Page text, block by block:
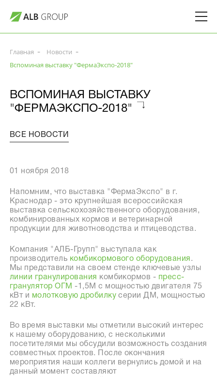
Главная
Новости
Вспоминая выставку "ФермаЭкспо-2018"
ВСПОМИНАЯ ВЫСТАВКУ
"ФЕРМАЭКСПО-2018"
ВСЕ НОВОСТИ
01 ноября 2018
Напомним, что выставка "ФермаЭкспо" в г.
Краснодар - это крупнейшая всероссийская
выставка сельскохозяйственного оборудования,
комбинированных кормов и ветеринарной
продукции для животноводства и птицеводства.
Компания "АЛБ-Групп" выступала как
производитель комбикормового оборудования .
Мы представили на своем стенде ключевые узлы
линии гранулирования
комбикормов - пресс-
гранулятор ОГМ -1,5М с мощностью двигателя 75
кВт и
молотковую дробилку серии ДМ, мощностью
22 кВт.
Во время выставки мы отметили высокий интерес
к нашему оборудованию, с несколькими
посетителями мы обсудили возможность создания
совместных проектов. После окончания
мероприятия наши коллеги вернулись домой и на
данный момент составляют